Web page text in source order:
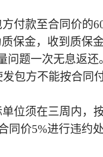
付款至合同价的6
保金，收到质保
问题一次无息返
包方不能按合同
位须在三周内，
同价5%进行违约处